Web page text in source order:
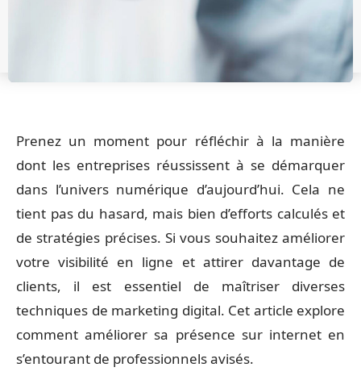
Prenez un moment pour réfléchir à la manière
dont les entreprises réussissent à se démarquer
dans l’univers numérique d’aujourd’hui. Cela ne
tient pas du hasard, mais bien d’efforts calculés et
de stratégies précises. Si vous souhaitez améliorer
votre visibilité en ligne et attirer davantage de
clients, il est essentiel de maîtriser diverses
techniques de marketing digital. Cet article explore
comment améliorer sa présence sur internet en
s’entourant de professionnels avisés.